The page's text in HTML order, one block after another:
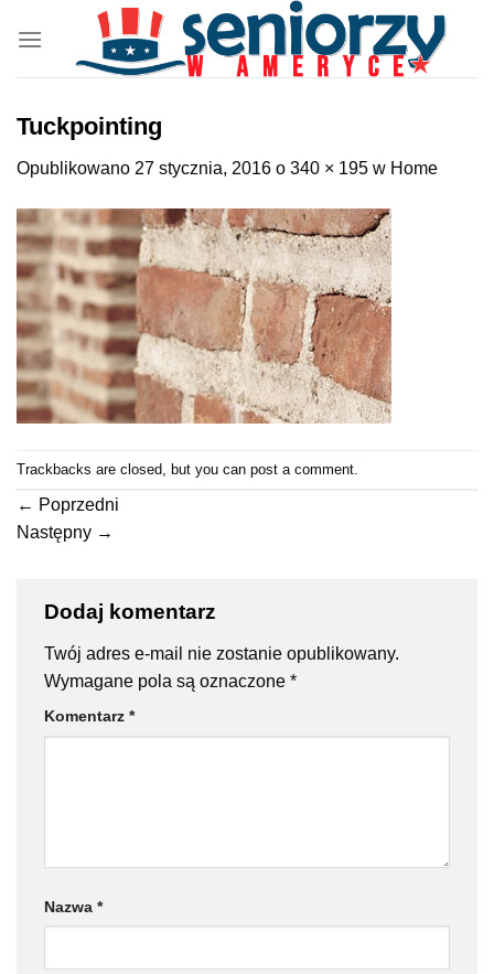
zawartości
Tuckpointing
Opublikowano 27 stycznia, 2016 o 340 × 195 w Home
Trackbacks are closed, but you can post a comment
← Poprzedni
Następny →
Dodaj komentarz
Twój adres e-mail nie zostanie opublikowany.
Wymagane pola są oznaczone *
Komentarz *
Nazwa *